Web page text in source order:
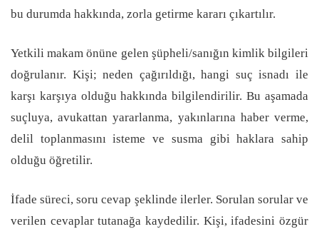
bu durumda hakkında, zorla getirme kararı çıkartılır.
Yetkili makam önüne gelen şüpheli/sanığın kimlik bilgileri
doğrulanır. Kişi; neden çağırıldığı, hangi suç isnadı ile
karşı karşıya olduğu hakkında bilgilendirilir. Bu aşamada
suçluya, avukattan yararlanma, yakınlarına haber verme,
delil toplanmasını isteme ve susma gibi haklara sahip
olduğu öğretilir.
İfade süreci, soru cevap şeklinde ilerler. Sorulan sorular ve
verilen cevaplar tutanağa kaydedilir. Kişi, ifadesini özgür